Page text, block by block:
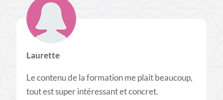
Laurette
Le contenu de la formation me plait beaucoup,
tout est super intéressant et concret.